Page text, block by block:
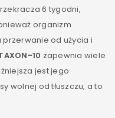
6 tygodni,
organizm
od użycia i
10 zapewnia wiele
jest jego
wolnej od tłuszczu, a to